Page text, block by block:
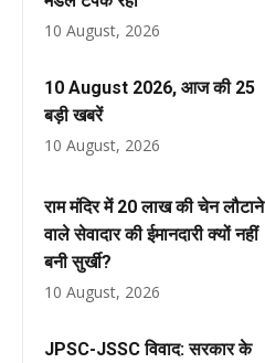
10 August, 2026
10 August 2026, आज की 25
बड़ी खबरें
10 August, 2026
राम मंदिर में 20 लाख की चेन लौटाने
वाले सेवादार की ईमानदारी क्यों नहीं
बनी सुर्खी?
10 August, 2026
JPSC-JSSC विवाद: सरकार के